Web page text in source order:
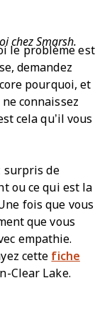
chez Smarsh.
le problème est
demandez
pourquoi, et
connaissez
cela qu’il vous
surpris de
ou ce qui est la
fois que vous
que vous
empathie.
cette fiche
Clear Lake.